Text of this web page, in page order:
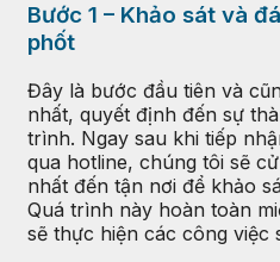
Bước 1 – Khảo sát và
phốt
Đây là bước đầu tiên và
nhất, quyết định đến sự
trình. Ngay sau khi tiếp
qua hotline, chúng tôi sẽ
nhất đến tận nơi để khảo
Quá trình này hoàn toàn
sẽ thực hiện các công việc